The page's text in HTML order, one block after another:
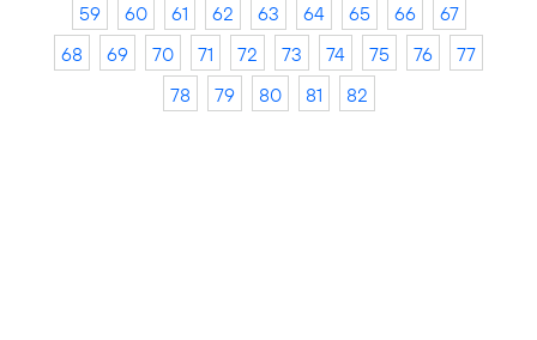
59
60 61 62 63 64 65 66
67
68
69 70 71 72 73 74 75 76
77
78
79 80 81 82